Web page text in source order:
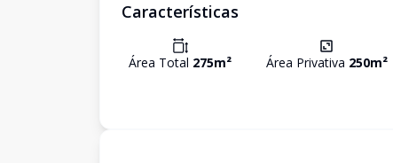
Características
Área Total 275m² Área Privativa 250m²